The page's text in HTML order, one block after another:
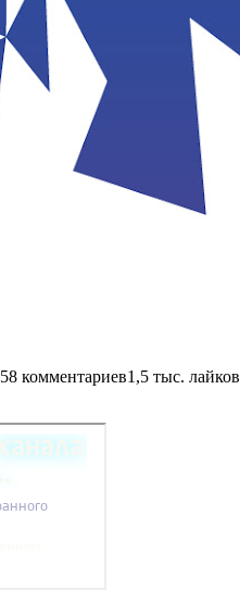
58 комментариев1,5 тыс. лайков